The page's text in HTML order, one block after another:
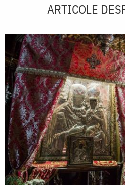
ARTICOLE